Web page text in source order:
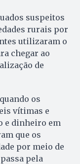
suspeitos
rurais por
utilizaram o
chegar ao
de
os
vítimas e
e dinheiro em
que os
por meio de
pela